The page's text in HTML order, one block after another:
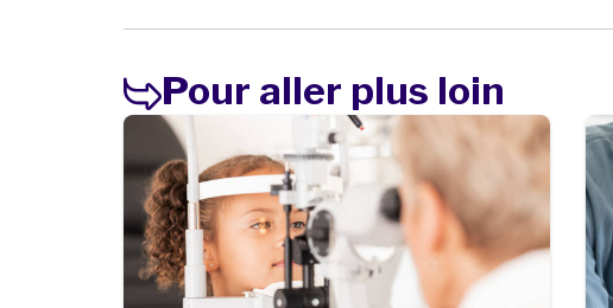
Pour aller plus loin